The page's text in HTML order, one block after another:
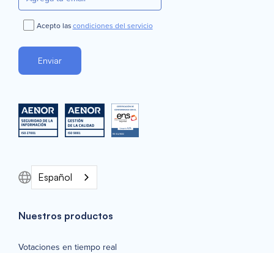
Acepto lascondiciones del servicio
Español
Nuestros productos
Votaciones en tiempo real